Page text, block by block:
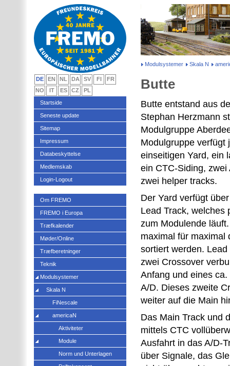
Modulsystemer Skala N
Butte
Butte entstand aus
Stephan Herzmann
Modulgruppe
Modulgruppe verfügt
einseitigen Yard, ein
ein CTC-Siding,
zwei helper tracks.
Der Yard verfügt
Lead Track, welches
zum Modulende
maximal für maximal
sortiert werden.
zwei Crossover
Anfang und eines
A/D. Dieses zweite
weiter auf die Main
Das Main Track und
mittels CTC
Ausfahrt in das A/D-
über Signale, das
DE EN NL DA SV FI
FR
NO
IT ES CZ
PL
Startside
Seneste update
Sitemap
Impressum
Databeskyttelse
Medlemskab
Login-Logout
Om FREMO
FREMO i Europa
Træfkalender
Møder/Online
Træfberetninger
Teknik
Modulsystemer
Skala N
FiNescale
americaN
Aktiviteter
Module
Norm und Unterlagen